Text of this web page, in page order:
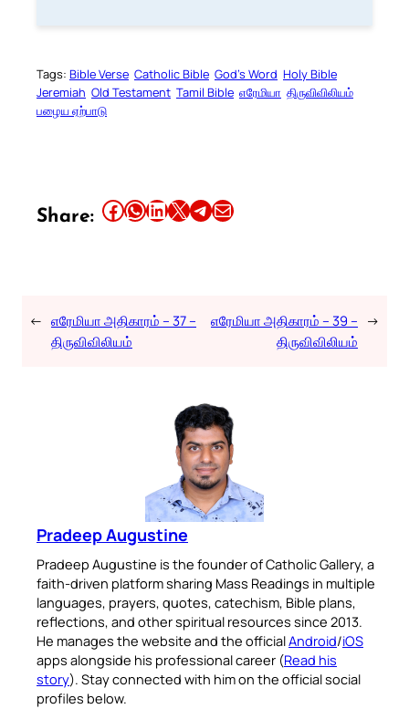
Tags: Bible Verse Catholic Bible God’s Word Holy Bible
Jeremiah Old Testament Tamil Bible எரேமியா திருவிவிலியம்
பழைய ஏற்பாடு
Share: Share this article on Facebook Share this article on WhatsApp Share this article on LinkedIn Share this article on X Share this article on TelegramEmail this Article
← எரேமியா அதிகாரம் – 37 –
திருவிவிலியம்
எரேமியா அதிகாரம் – 39 –
திருவிவிலியம்
→
Pradeep Augustine
Pradeep Augustine is the founder of Catholic Gallery, a
faith-driven platform sharing Mass Readings in multiple
languages, prayers, quotes, catechism, Bible plans,
reflections, and other spiritual resources since 2013.
He manages the website and the officialAndroid/iOS
apps alongside his professional career (Read his
story). Stay connected with him on the official social
profiles below.